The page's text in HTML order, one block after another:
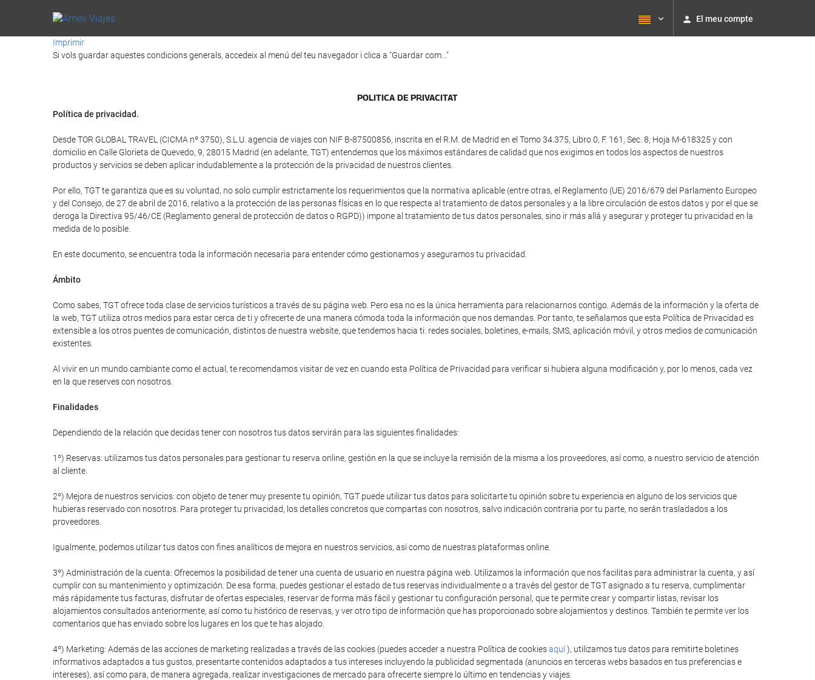
El meu compte
Imprimir
Si vols guardar aquestes condicions generals, accedeix al menú del teu navegador i clica a "Guardar com..."
POLI­TICA DE PRIVACITAT
Política de privacidad.
Desde TOR GLOBAL TRAVEL (CICMA nº 3750), S.L.U. agencia de viajes con NIF B-87500856, inscrita en el R.M. de Madrid en el Tomo 34.375, Libro 0, F. 161, Sec. 8, Hoja M-618325 y con
domicilio en Calle Glorieta de Quevedo, 9, 28015 Madrid (en adelante, TGT) entendemos que los máximos estándares de calidad que nos exigimos en todos los aspectos de nuestros
productos y servicios se deben aplicar indudablemente a la protección de la privacidad de nuestros clientes.
Por ello, TGT te garantiza que es su voluntad, no solo cumplir estrictamente los requerimientos que la normativa aplicable (entre otras, el Reglamento (UE) 2016/679 del Parlamento Europeo
y del Consejo, de 27 de abril de 2016, relativo a la protección de las personas físicas en lo que respecta al tratamiento de datos personales y a la libre circulación de estos datos y por el que se
deroga la Directiva 95/46/CE (Reglamento general de protección de datos o RGPD)) impone al tratamiento de tus datos personales, sino ir más allá y asegurar y proteger tu privacidad en la
medida de lo posible.
En este documento, se encuentra toda la información necesaria para entender cómo gestionamos y aseguramos tu privacidad.
Ámbito
Como sabes, TGT ofrece toda clase de servicios turísticos a través de su página web. Pero esa no es la única herramienta para relacionarnos contigo. Además de la información y la oferta de
la web, TGT utiliza otros medios para estar cerca de ti y ofrecerte de una manera cómoda toda la información que nos demandas. Por tanto, te señalamos que esta Política de Privacidad es
extensible a los otros puentes de comunicación, distintos de nuestra website, que tendemos hacia ti: redes sociales, boletines, e-mails, SMS, aplicación móvil, y otros medios de comunicación
existentes.
Al vivir en un mundo cambiante como el actual, te recomendamos visitar de vez en cuando esta Política de Privacidad para verificar si hubiera alguna modificación y, por lo menos, cada vez
en la que reserves con nosotros.
Finalidades
Dependiendo de la relación que decidas tener con nosotros tus datos servirán para las siguientes finalidades:
1º) Reservas: utilizamos tus datos personales para gestionar tu reserva online, gestión en la que se incluye la remisión de la misma a los proveedores, así como, a nuestro servicio de atención
al cliente.
2º) Mejora de nuestros servicios: con objeto de tener muy presente tu opinión, TGT puede utilizar tus datos para solicitarte tu opinión sobre tu experiencia en alguno de los servicios que
hubieras reservado con nosotros. Para proteger tu privacidad, los detalles concretos que compartas con nosotros, salvo indicación contraria por tu parte, no serán trasladados a los
proveedores.
Igualmente, podemos utilizar tus datos con fines analíticos de mejora en nuestros servicios, así como de nuestras plataformas online.
3º) Administración de la cuenta: Ofrecemos la posibilidad de tener una cuenta de usuario en nuestra página web. Utilizamos la información que nos facilitas para administrar la cuenta, y así
cumplir con su mantenimiento y optimización. De esa forma, puedes gestionar el estado de tus reservas individualmente o a través del gestor de TGT asignado a tu reserva, cumplimentar
más rápidamente tus facturas, disfrutar de ofertas especiales, reservar de forma más fácil y gestionar tu configuración personal, que te permite crear y compartir listas, revisar los
alojamientos consultados anteriormente, así como tu histórico de reservas, y ver otro tipo de información que has proporcionado sobre alojamientos y destinos. También te permite ver los
comentarios que has enviado sobre los lugares en los que te has alojado.
4º) Marketing: Además de las acciones de marketing realizadas a través de las cookies (puedes acceder a nuestra Política de cookiesaquí), utilizamos tus datos para remitirte boletines
informativos adaptados a tus gustos, presentarte contenidos adaptados a tus intereses incluyendo la publicidad segmentada (anuncios en terceras webs basados en tus preferencias e
intereses), así como para, de manera agregada, realizar investigaciones de mercado para ofrecerte siempre lo último en tendencias y viajes.